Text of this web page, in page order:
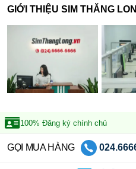
GIỚI THIỆU SIM THĂNG
100% Đăng ký chính chủ
GỌI MUA HÀNG